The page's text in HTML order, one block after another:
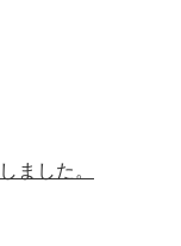
ました。